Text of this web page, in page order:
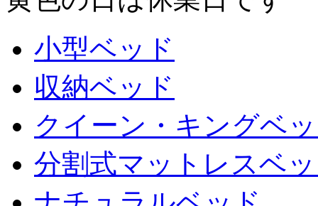
小型ベッド
収納ベッド
クイーン・キングベ
分割式マットレスベ